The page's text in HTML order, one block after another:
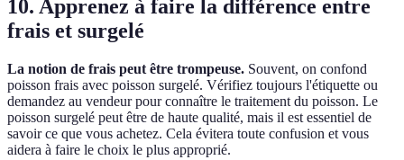
10. Apprenez à faire la différence entre
frais et surgelé
La notion de frais peut être trompeuse. Souvent, on confond
poisson frais avec poisson surgelé. Vérifiez toujours l'étiquette ou
demandez au vendeur pour connaître le traitement du poisson. Le
poisson surgelé peut être de haute qualité, mais il est essentiel de
savoir ce que vous achetez. Cela évitera toute confusion et vous
aidera à faire le choix le plus approprié.